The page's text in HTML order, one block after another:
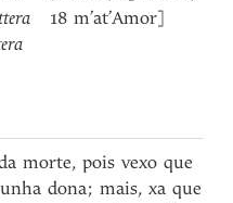
18 m’at’Amor]
morte, pois vexo que
dona; mais, xa que